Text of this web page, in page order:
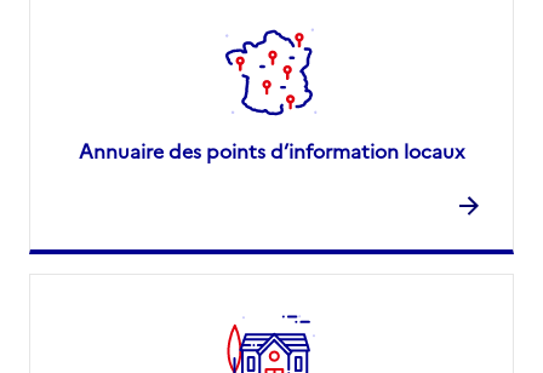
Annuaire des points d’information locaux